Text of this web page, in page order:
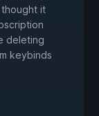
it
deleting
keybinds